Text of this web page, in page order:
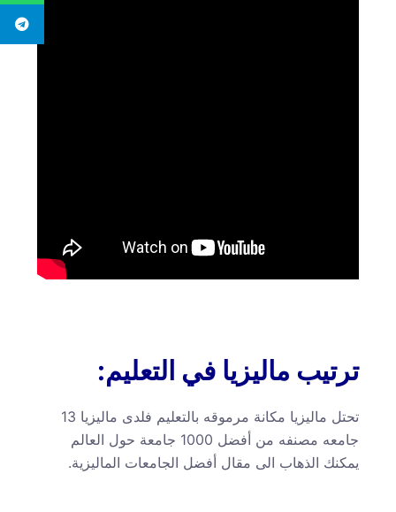
ترتيب ماليزيا في التعليم:
تحتل ماليزيا مكانة مرموقه بالتعليم فلدى ماليزيا 13
جامعه مصنفه من أفضل 1000 جامعة حول العالم
يمكنك الذهاب الى مقال أفضل الجامعات الماليزية.